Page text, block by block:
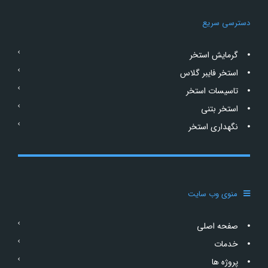
دسترسی سریع
گرمایش استخر
استخر فایبر گلاس
تاسیسات استخر
استخر بتنی
نگهداری استخر
منوی وب سایت
صفحه اصلی
خدمات
پروژه ها